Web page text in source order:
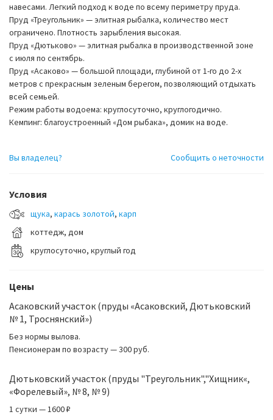
навесами. Легкий подход к воде по всему периметру пруда.
Пруд «Треугольник» — элитная рыбалка, количество мест
ограничено. Плотность зарыбления высокая.
Пруд «Дютьково» — элитная рыбалка в производственной зоне
с июля по сентябрь.
Пруд «Асаково» — большой площади, глубиной от 1-го до 2-х
метров с прекрасным зеленым берегом, позволяющий отдыхать
всей семьей.
Режим работы водоема: круглосуточно, круглогодично.
Кемпинг: благоустроенный «Дом рыбака», домик на воде.
Вы владелец? Сообщить о неточности
Условия
щука, карась золотой, карп
коттедж, дом
круглосуточно, круглый год
Цены
Асаковский участок (пруды «Асаковский, Дютьковский
№ 1, Троснянский»)
Без нормы вылова.
Пенсионерам по возрасту — 300 руб.
Дютьковский участок (пруды "Треугольник","Хищник«,
«Форелевый», № 8, № 9)
1 сутки — 1600 ₽